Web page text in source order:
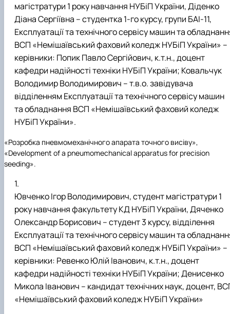
магістратури 1 року навчання НУБіП України, Діденко
Діана Сергіївна – студентка 1-го курсу, групи БАІ-11,
Експлуатації та технічного сервісу машин та
ВСП «Немішаївський фаховий коледж НУБіП України» –
керівники: Попик Павло Сергійович, к.т.н., доцент
кафедри надійності техніки НУБіП України; Ковальчук
Володимир Володимирович – т.в.о. завідувача
відділенням Експлуатації та технічного сервісу машин
та обладнання ВСП «Немішаївський фаховий коледж
НУБіП України».
«Розробка пневмомеханічного апарата точного висіву»,
«Development of a pneumomechanical apparatus for precision
seeding».
Ювченко Ігор Володимирович, студент магістратури 1
року навчання факультету КД НУБіП України, Дяченко
Олександр Борисович – студент 3 курсу, відділення
Експлуатації та технічного сервісу машин та
ВСП «Немішаївський фаховий коледж НУБіП України» –
керівники: Ревенко Юлій Іванович, к.т.н., доцент
кафедри надійності техніки НУБіП України; Денисенко
Микола Іванович – кандидат технічних наук, доцент,
«Немішаївський фаховий коледж НУБіП України»